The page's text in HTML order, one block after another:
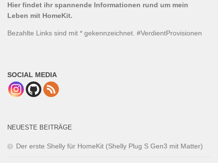
Hier findet ihr spannende Informationen rund um mein
Leben mit HomeKit.
Bezahlte Links sind mit * gekennzeichnet. #VerdientProvisionen
SOCIAL MEDIA
NEUESTE BEITRÄGE
Der erste Shelly für HomeKit (Shelly Plug S Gen3 mit Matter)